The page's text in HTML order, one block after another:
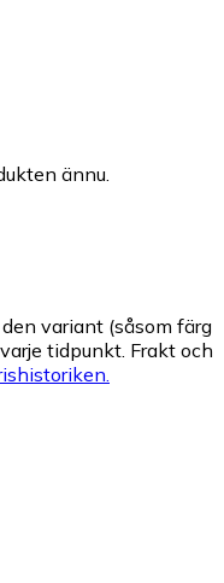
ännu.
variant (såsom färg
tidpunkt. Frakt och